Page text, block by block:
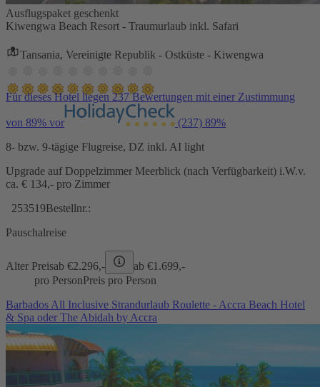
Ausflugspaket geschenkt
Kiwengwa Beach Resort - Traumurlaub inkl. Safari
Tansania, Vereinigte Republik - Ostküste - Kiwengwa
Für dieses Hotel liegen 237 Bewertungen mit einer Zustimmung
von 89% vor (237) 89%
8- bzw. 9-tägige Flugreise, DZ inkl. AI light
Upgrade auf Doppelzimmer Meerblick (nach Verfügbarkeit) i.W.v.
ca. € 134,- pro Zimmer
253519Bestellnr.:
Pauschalreise
Alter Preisab €2.296,- ab €1.699,-
pro PersonPreis pro Person
Barbados All Inclusive Strandurlaub Roulette - Accra Beach Hotel
& Spa oder The Abidah by Accra